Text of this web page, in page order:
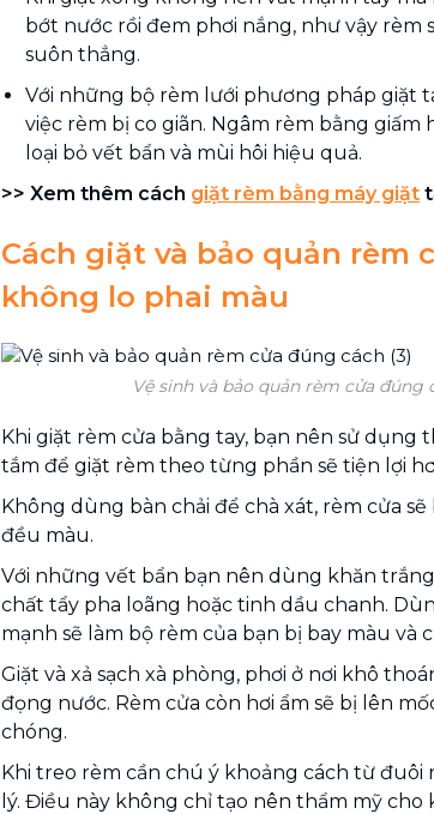
bớt nước rồi đem phơi nắng, như vậy rèm
suôn thẳng.
Với những bộ rèm lưới phương pháp giặt
việc rèm bị co giãn. Ngâm rèm bằng giấm
loại bỏ vết bẩn và mùi hôi hiệu quả.
>> Xem thêm cách giặt rèm bằng máy giặt
Cách giặt và bảo quản rèm
không lo phai màu
Vệ sinh và bảo quản rèm cửa đúng
Khi giặt rèm cửa bằng tay, bạn nên sử dụng
tắm để giặt rèm theo từng phần sẽ tiện lợi
Không dùng bàn chải để chà xát, rèm cửa
đều màu.
Với những vết bẩn bạn nên dùng khăn
chất tẩy pha loãng hoặc tinh dầu chanh.
mạnh sẽ làm bộ rèm của bạn bị bay màu và
Giặt và xả sạch xà phòng, phơi ở nơi khô
đọng nước. Rèm cửa còn hơi ẩm sẽ bị lên
chóng.
Khi treo rèm cần chú ý khoảng cách từ đuôi
lý. Điều này không chỉ tạo nên thẩm mỹ cho